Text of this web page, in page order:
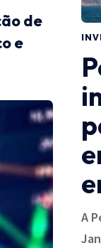
de
e
A